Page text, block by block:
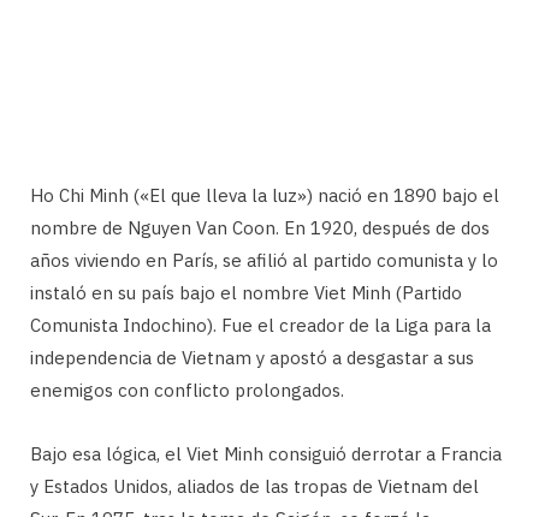
Ho Chi Minh («El que lleva la luz») nació en 1890 bajo el
nombre de Nguyen Van Coon. En 1920, después de dos
años viviendo en París, se afilió al partido comunista y lo
instaló en su país bajo el nombre Viet Minh (Partido
Comunista Indochino). Fue el creador de la Liga para la
independencia de Vietnam y apostó a desgastar a sus
enemigos con conflicto prolongados.
Bajo esa lógica, el Viet Minh consiguió derrotar a Francia
y Estados Unidos, aliados de las tropas de Vietnam del